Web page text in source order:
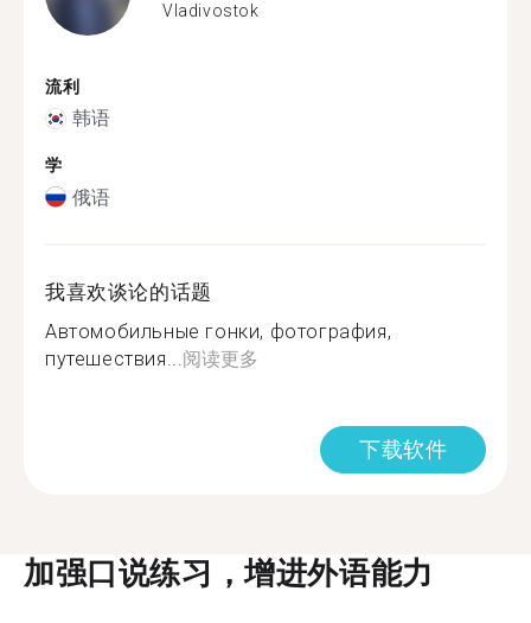
Vladivostok
流利
韩语
学
俄语
我喜欢谈论的话题
Автомобильные гонки, фотография,
путешествия... 阅读更多
下载软件
加强口说练习，增进外语能力